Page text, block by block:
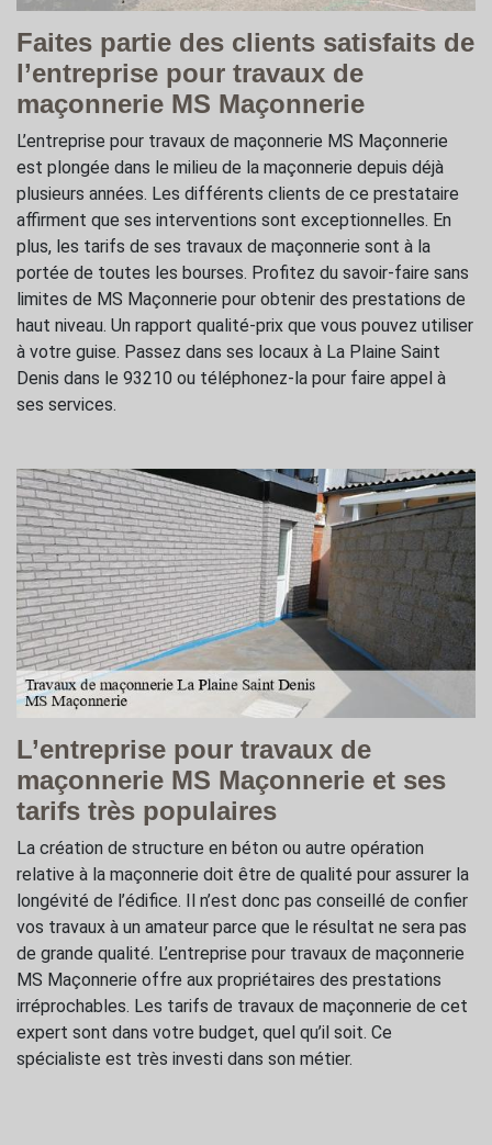
Faites partie des clients satisfaits de
l’entreprise pour travaux de
maçonnerie MS Maçonnerie
L’entreprise pour travaux de maçonnerie MS Maçonnerie
est plongée dans le milieu de la maçonnerie depuis déjà
plusieurs années. Les différents clients de ce prestataire
affirment que ses interventions sont exceptionnelles. En
plus, les tarifs de ses travaux de maçonnerie sont à la
portée de toutes les bourses. Profitez du savoir-faire sans
limites de MS Maçonnerie pour obtenir des prestations de
haut niveau. Un rapport qualité-prix que vous pouvez utiliser
à votre guise. Passez dans ses locaux à La Plaine Saint
Denis dans le 93210 ou téléphonez-la pour faire appel à
ses services.
L’entreprise pour travaux de
maçonnerie MS Maçonnerie et ses
tarifs très populaires
La création de structure en béton ou autre opération
relative à la maçonnerie doit être de qualité pour assurer la
longévité de l’édifice. Il n’est donc pas conseillé de confier
vos travaux à un amateur parce que le résultat ne sera pas
de grande qualité. L’entreprise pour travaux de maçonnerie
MS Maçonnerie offre aux propriétaires des prestations
irréprochables. Les tarifs de travaux de maçonnerie de cet
expert sont dans votre budget, quel qu’il soit. Ce
spécialiste est très investi dans son métier.